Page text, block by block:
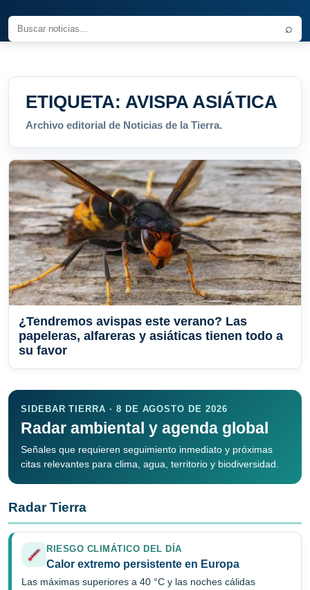
⌕
ETIQUETA: AVISPA ASIÁTICA
Archivo editorial de Noticias de la Tierra.
¿Tendremos avispas este verano? Las
papeleras, alfareras y asiáticas tienen todo a
su favor
SIDEBAR TIERRA · 8 DE AGOSTO DE 2026
Radar ambiental y agenda global
Señales que requieren seguimiento inmediato y próximas
citas relevantes para clima, agua, territorio y biodiversidad.
Radar Tierra
RIESGO CLIMÁTICO DEL DÍA
Calor extremo persistente en Europa
Las máximas superiores a 40 °C y las noches cálidas